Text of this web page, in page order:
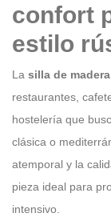
confort
estilo
La silla de
restaurantes,
hostelería que
clásica o
atemporal y la
pieza ideal para
intensivo.